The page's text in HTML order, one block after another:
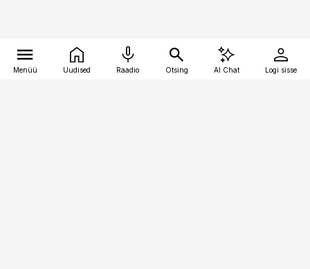
Menüü Uudised Raadio Otsing AI Chat Logi sisse